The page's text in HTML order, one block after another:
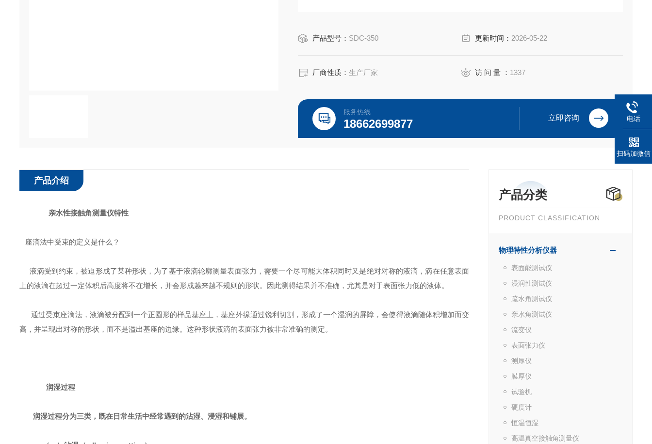
产品型号： SDC-350 更新时间： 2026-05-22
厂商性质：生产厂家 访 问 量 ： 1337
服务热线
18662699877 立即咨询
产品分类
PRODUCT CLASSIFICATION
物理特性分析仪器
表面能测试仪
浸润性测试仪
疏水角测试仪
亲水角测试仪
流变仪
表面张力仪
测厚仪
膜厚仪
试验机
硬度计
恒温恒湿
高温真空接触角测量仪
产品介绍
亲水性接触角测量仪特性
座滴法中受束的定义是什么？
液滴受到约束，被迫形成了某种形状，为了基于液滴轮廓测量表面张力，需要一个尽可能大体积同时又是绝对对称的液滴，滴在任意表面
上的液滴在超过一定体积后高度将不在增长，并会形成越来越不规则的形状。因此测得结果并不准确，尤其是对于表面张力低的液体。
通过受束座滴法，液滴被分配到一个正圆形的样品基座上，基座外缘通过锐利切割，形成了一个湿润的屏障，会使得液滴随体积增加而变
高，并呈现出对称的形状，而不是溢出基座的边缘。这种形状液滴的表面张力被非常准确的测定。
润湿过程
润湿过程分为三类，既在日常生活中经常遇到的沾湿、浸湿和铺展。
电话
扫码加微信